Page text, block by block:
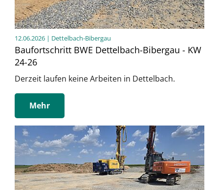
12.06.2026 | Dettelbach-Bibergau
Baufortschritt BWE Dettelbach-Bibergau - KW
24-26
Derzeit laufen keine Arbeiten in Dettelbach.
Mehr